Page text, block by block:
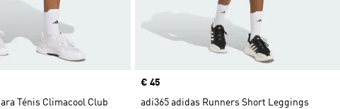
Ténis Climacool Club
Price
€ 45
adi365 adidas Runners Short Leggings